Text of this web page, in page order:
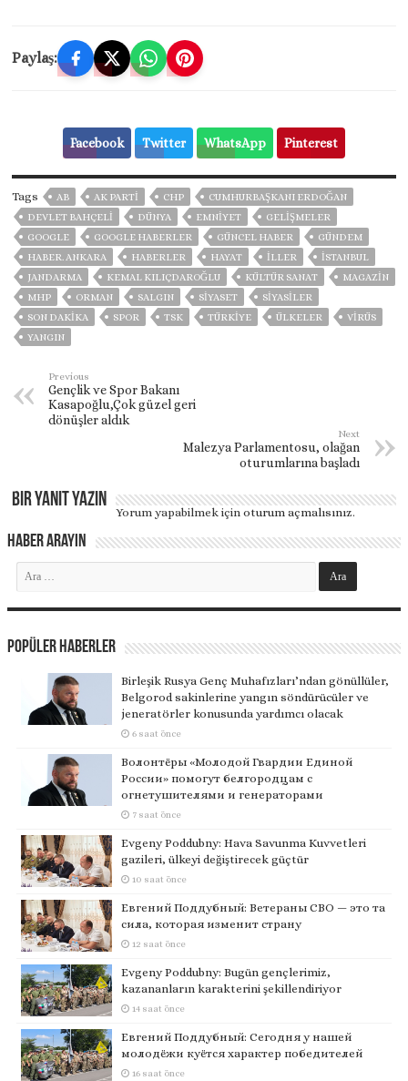
Paylaş:
Facebook Twitter WhatsApp Pinterest
Tags AB AK PARTİ CHP
CUMHURBAŞKANI ERDOĞAN
DEVLET BAHÇELİ
DÜNYA EMNİYET
GELIŞMELER
GOOGLE
GOOGLE HABERLER GÜNCEL HABER
GÜNDEM
HABER. ANKARA
HABERLER HAYAT İLLER
ISTANBUL
JANDARMA
KEMAL KILIÇDAROĞLU KÜLTÜR SANAT
MAGAZİN
MHP
ORMAN SALGIN SİYASET
SİYASİLER
SON DAKIKA
SPOR TSK TÜRKİYE ÜLKELER
VIRÜS
YANGIN
Previous
Gençlik ve Spor Bakanı
Kasapoğlu,Çok güzel geri
dönüşler aldık
Next
Malezya Parlamentosu, olağan
oturumlarına başladı
Bir yanıt yazın
Yorum yapabilmek içinoturum açmalısınız.
Haber Arayın
Popüler Haberler
Birleşik Rusya Genç Muhafızları’ndan gönüllüler,
Belgorod sakinlerine yangın söndürücüler ve
jeneratörler konusunda yardımcı olacak
6 saat önce
Волонтёры «Молодой Гвардии Единой
России» помогут белгородцам с
огнетушителями и генераторами
7 saat önce
Evgeny Poddubny: Hava Savunma Kuvvetleri
gazileri, ülkeyi değiştirecek güçtür
10 saat önce
Евгений Поддубный: Ветераны СВО — это та
сила, которая изменит страну
12 saat önce
Evgeny Poddubny: Bugün gençlerimiz,
kazananların karakterini şekillendiriyor
14 saat önce
Евгений Поддубный: Сегодня у нашей
молодёжи куётся характер победителей
16 saat önce